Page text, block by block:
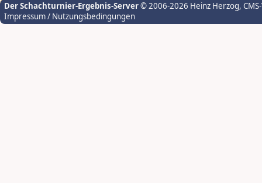
Der Schachturnier-Ergebnis-Server© 2006-2026 Heinz Herzog,
Impressum / Nutzungsbedingungen